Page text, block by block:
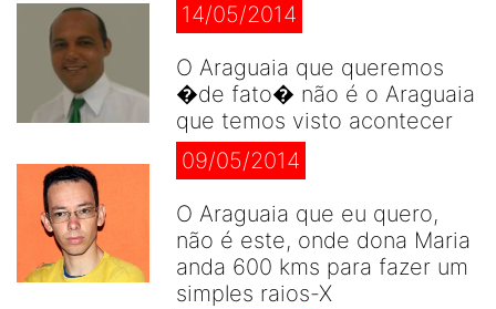
14/05/2014
O Araguaia que queremos
�de fato� não é o Araguaia
que temos visto acontecer
09/05/2014
O Araguaia que eu quero,
não é este, onde dona Maria
anda 600 kms para fazer um
simples raios-X